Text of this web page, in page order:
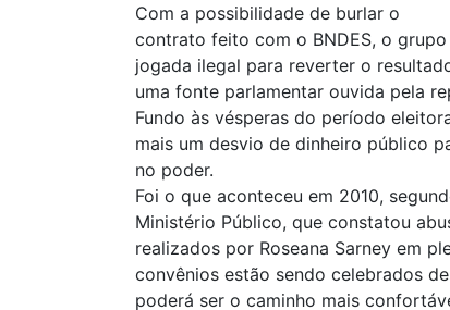
Com a possibilidade de burlar o
contrato feito com o BNDES, o
jogada ilegal para reverter o
uma fonte parlamentar ouvida pela
Fundo às vésperas do período
mais um desvio de dinheiro público
no poder.
Foi o que aconteceu em 2010,
Ministério Público, que constatou
realizados por Roseana Sarney em
convênios estão sendo celebrados
poderá ser o caminho mais